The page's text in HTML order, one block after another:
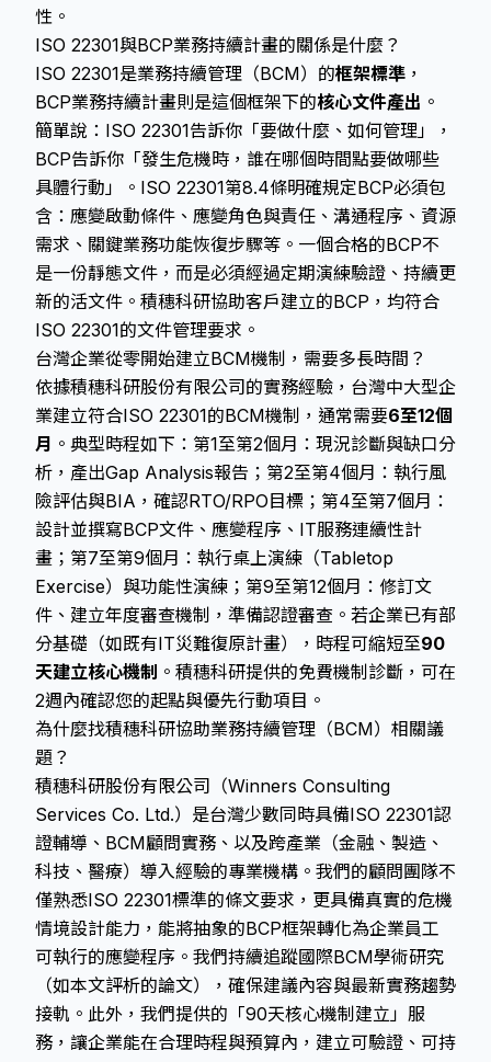
性。
ISO 22301與BCP業務持續計畫的關係是什麼？
ISO 22301是業務持續管理（BCM）的框架標準 ，
BCP業務持續計畫則是這個框架下的核心文件產出 。
簡單說：ISO 22301告訴你「要做什麼、如何管理」，
BCP告訴你「發生危機時，誰在哪個時間點要做哪些
具體行動」。ISO 22301第8.4條明確規定BCP必須包
含：應變啟動條件、應變角色與責任、溝通程序、資源
需求、關鍵業務功能恢復步驟等。一個合格的BCP不
是一份靜態文件，而是必須經過定期演練驗證、持續更
新的活文件。積穗科研協助客戶建立的BCP，均符合
ISO 22301的文件管理要求。
台灣企業從零開始建立BCM機制，需要多長時間？
依據積穗科研股份有限公司的實務經驗，台灣中大型企
業建立符合ISO 22301的BCM機制，通常需要6至12個
月 。典型時程如下：第1至第2個月：現況診斷與缺口分
析，產出Gap Analysis報告；第2至第4個月：執行風
險評估與BIA，確認RTO/RPO目標；第4至第7個月：
設計並撰寫BCP文件、應變程序、IT服務連續性計
畫；第7至第9個月：執行桌上演練（Tabletop
Exercise）與功能性演練；第9至第12個月：修訂文
件、建立年度審查機制，準備認證審查。若企業已有部
分基礎（如既有IT災難復原計畫），時程可縮短至90
天建立核心機制 。積穗科研提供的免費機制診斷，可在
2週內確認您的起點與優先行動項目。
為什麼找積穗科研協助業務持續管理（BCM）相關議
題？
積穗科研股份有限公司（Winners Consulting
Services Co. Ltd.）是台灣少數同時具備ISO 22301認
證輔導、BCM顧問實務、以及跨產業（金融、製造、
科技、醫療）導入經驗的專業機構。我們的顧問團隊不
僅熟悉ISO 22301標準的條文要求，更具備真實的危機
情境設計能力，能將抽象的BCP框架轉化為企業員工
可執行的應變程序。我們持續追蹤國際BCM學術研究
（如本文評析的論文），確保建議內容與最新實務趨勢
接軌。此外，我們提供的「90天核心機制建立」服
務，讓企業能在合理時程與預算內，建立可驗證、可持